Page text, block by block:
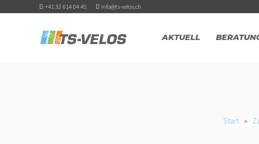
+41 32 614 04 45 info@ts-velos.ch
AKTUELL
Start »